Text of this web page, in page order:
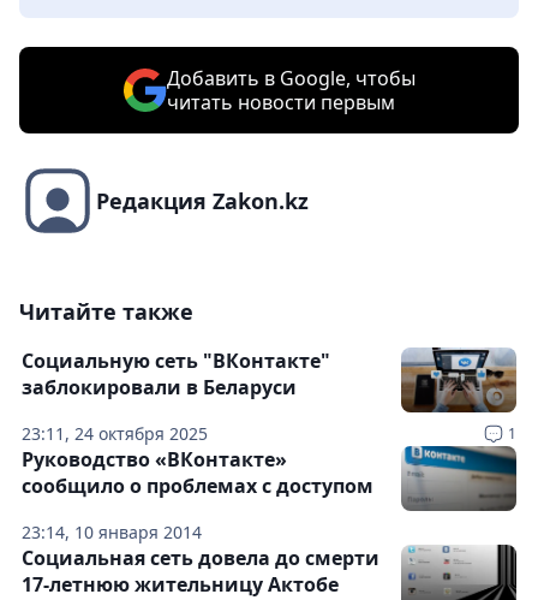
Добавить в Google, чтобы
читать новости первым
Редакция Zakon.kz
Читайте также
23:11, 24 октября 2025 1
Социальную сеть "ВКонтакте"
заблокировали в Беларуси
23:14, 10 января 2014
Руководство «ВКонтакте»
сообщило о проблемах с доступом
Социальная сеть довела до смерти
17-летнюю жительницу Актобе